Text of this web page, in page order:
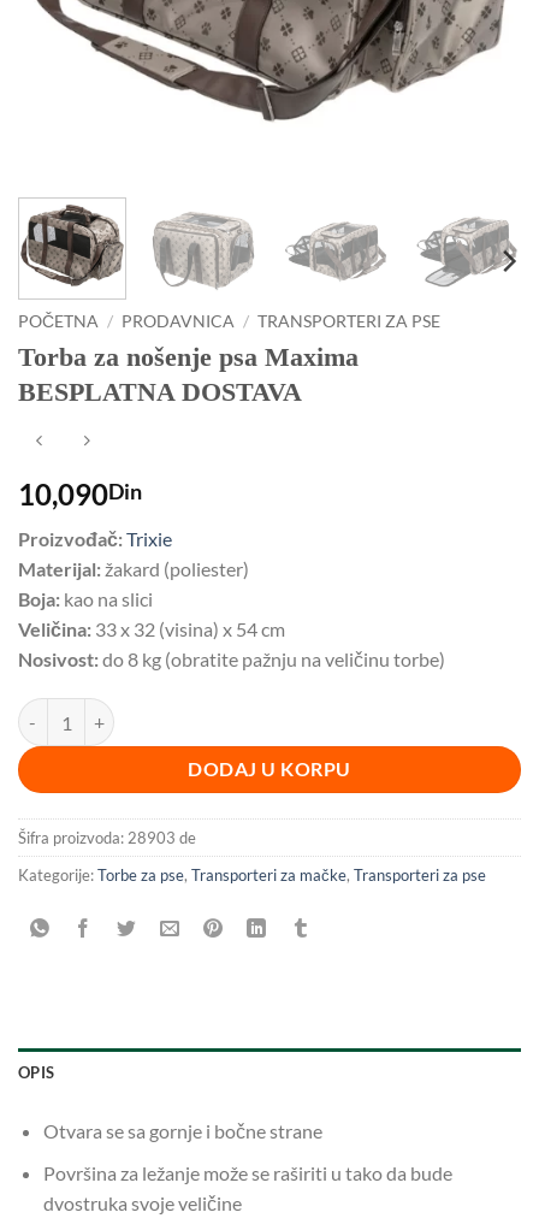
POČETNA / PRODAVNICA / TRANSPORTERI ZA PSE
Torba za nošenje psa Maxima
BESPLATNA DOSTAVA
10,090Din
Proizvođač:Trixie
Materijal:žakard (poliester)
Boja: kao na slici
Veličina: 33 x 32 (visina) x 54 cm
Nosivost:do 8 kg (obratite pažnju na veličinu torbe)
Torba za nošenje psa Maxima BESPLATNA DOSTAVA količina
DODAJ U KORPU
Šifra proizvoda:28903 de
Kategorije:Torbe za pse, Transporteri za mačke, Transporteri za pse
OPIS
Otvara se sa gornje i bočne strane
Površina za ležanje može se raširiti u tako da bude
dvostruka svoje veličine